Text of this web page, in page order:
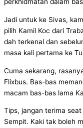
perkhidmatan dalam
Jadi untuk ke Sivas,
pilih Kamil Koc dari
dah terkenal dan
masa kali pertama ke
Cuma sekarang,
Flixbus. Bas-bas
macam bas-bas lama
Tips, jangan terima
Sempit. Kaki tak boleh